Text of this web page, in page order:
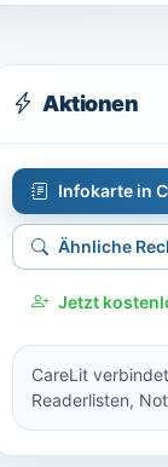
Aktionen
Infokarte in
Ähnliche
Jetzt
CareLit
Readerlisten,